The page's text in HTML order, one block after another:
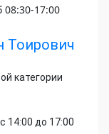
08:30-17:00
Тоирович
категории
14:00 до 17:00